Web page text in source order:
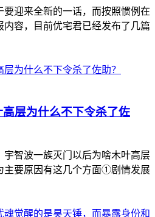
迎来全新的一话，而按照惯例在
内容，目前优宅君已经发布了几篇
层为什么不下令杀了佐
智波一族灭门以后为啥木叶高层
主要原因有这几个方面①剧情发展